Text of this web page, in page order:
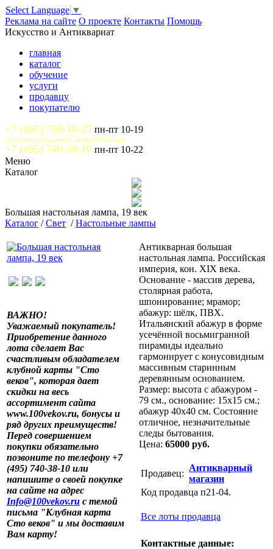
Select Language ▼
Реклама на сайте О проекте Контакты Помощь
Искусство и Антиквариат
главная
каталог
обучение
услуги
продавцу
покупателю
+7 (495) 798-10-27 пн-пт 10-19
доступны сообщения и звонки WhatsApp
+7 (495) 740-38-10 пн-пт 10-22
Меню
Каталог
Большая настольная лампа, 19 век
Каталог /Свет /Настольные лампы
ВАЖНО!
Уважаемый покупатель!
Приобретение данного
лота сделает Вас
счастливым обладателем
клубной карты "Сто
веков", которая дает
скидки на весь
ассортимент сайта
www.100vekov.ru, бонусы и
ряд других преимуществ!
Перед совершением
покупки обязательно
позвоните по телефону +7
(495) 740-38-10 или
напишите о своей покупке
на сайте на адрес
Info@100vekov.ru с темой
письма "Клубная карта
Сто веков" и мы доставим
Вам карту!
Антикварная большая
настольная лампа. Российская
империя, кон. XIX века.
Основание - массив дерева,
столярная работа,
шпонирование; мрамор;
абажур: шёлк, ПВХ.
Итальянский абажур в форме
усечённой восьмигранной
пирамиды идеально
гармонирует с конусовидным
массивным старинным
деревянным основанием.
Размер: высота с абажуром -
79 см., основание: 15х15 см.;
абажур 40х40 см. Состояние
отличное, незначительные
следы бытования.
Цена: 65000 руб.
Продавец:
Антикварный
магазин
Код продавца п21-04.
Все лоты продавца
Контактные данные: